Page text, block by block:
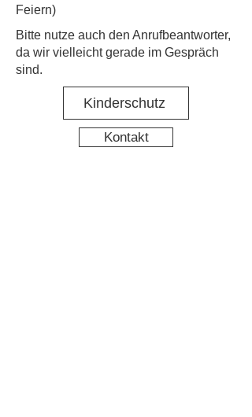
Feiern)
​Bitte nutze auch den Anrufbeantworter,
da wir vielleicht gerade im Gespräch
sind.
Kinderschutz
Kontakt